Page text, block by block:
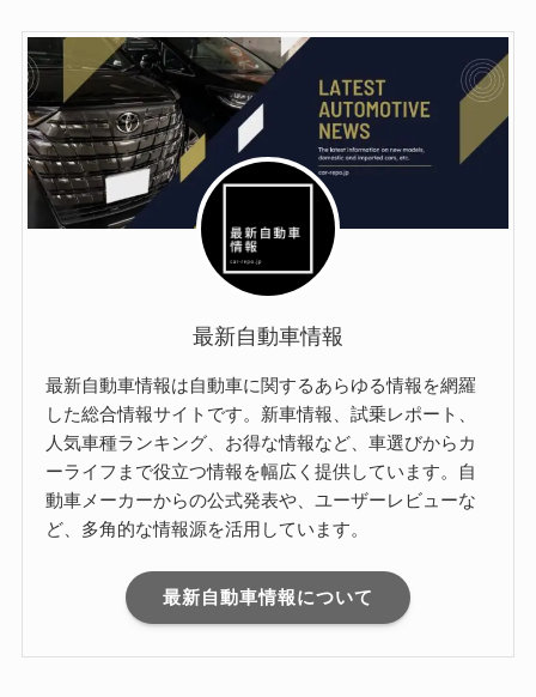
最新自動車情報
最新自動車情報は自動車に関するあらゆる情報を網羅
した総合情報サイトです。新車情報、試乗レポート、
人気車種ランキング、お得な情報など、車選びからカ
ーライフまで役立つ情報を幅広く提供しています。自
動車メーカーからの公式発表や、ユーザーレビューな
ど、多角的な情報源を活用しています。
最新自動車情報について